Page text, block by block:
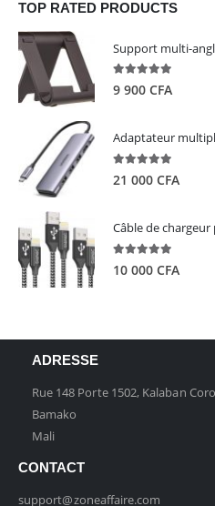
TOP RATED PRODUCTS
5.00out of 5
9 900 CFA
5.00out of 5
21 000 CFA
5.00out of 5
10 000 CFA
ADRESSE
Rue 148 Porte 1502, Kalaban
Bamako
Mali
CONTACT
support@zoneaffaire.com